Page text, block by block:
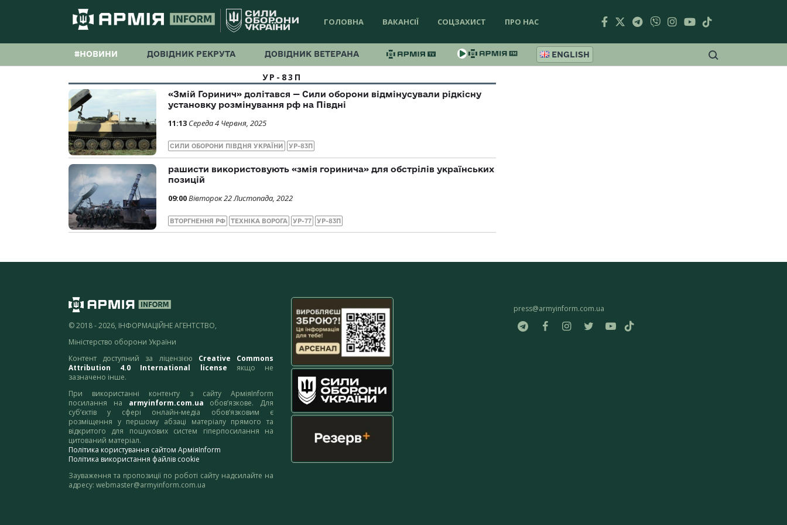
ГОЛОВНА ВАКАНСІЇ СОЦЗАХИСТ ПРО НАС
#НОВИНИ ДОВІДНИК РЕКРУТА ДОВІДНИК ВЕТЕРАНА ENGLISH
УР-83П
«Змій Горинич» долітався — Сили оборони відмінусували рідкісну
установку розмінування рф на Півдні
11:13 Середа 4 Червня, 2025
СИЛИ ОБОРОНИ ПІВДНЯ УКРАЇНИ УР-83П
рашисти використовують «змія горинича» для обстрілів українських
позицій
09:00Вівторок 22 Листопада, 2022
ВТОРГНЕННЯ РФ ТЕХНІКА ВОРОГА УР-77 УР-83П
© 2018 - 2026, ІНФОРМАЦІЙНЕ АГЕНТСТВО,
Міністерство оборони України
Контент доступний за ліцензією Creative Commons
Attribution 4.0 International license якщо не
зазначено інше.
При використанні контенту з сайту АрміяInform
посилання на armyinform.com.ua обов’язкове. Для
суб’єктів у сфері онлайн-медіа обов’язковим є
розміщення у першому абзаці матеріалу прямого та
відкритого для пошукових систем гіперпосилання на
цитований матеріал.
Політика користування сайтом АрміяInform
Політика використання файлів cookie
Зауваження та пропозиції по роботі сайту надсилайте на
адресу: webmaster@armyinform.com.ua
press@armyinform.com.ua